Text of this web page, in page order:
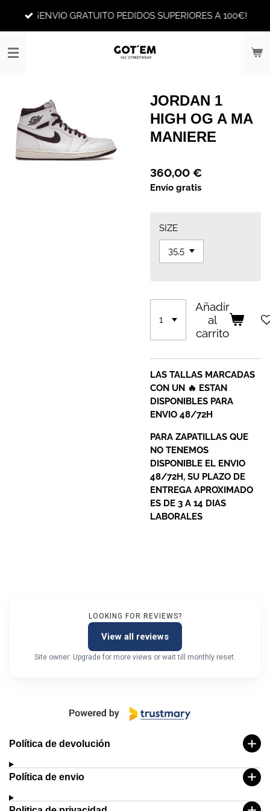
principal
¡ENVIO GRATUITO PEDIDOS SUPERIORES A 100€!
JORDAN 1
HIGH OG A MA
MANIERE
360,00 €
Envío gratis
SIZE
Añadir
al
carrito
LAS TALLAS MARCADAS
CON UN 🔥 ESTAN
DISPONIBLES PARA
ENVIO 48/72H
PARA ZAPATILLAS QUE
NO TENEMOS
DISPONIBLE EL ENVIO
48/72H, SU PLAZO DE
ENTREGA APROXIMADO
ES DE 3 A 14 DIAS
LABORALES
LOOKING FOR REVIEWS?
View all reviews
Site owner: Upgrade for more views or wait till monthly reset.
Política de devolución
Política de envio